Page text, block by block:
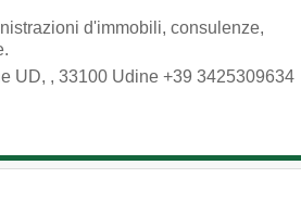
d'immobili, consulenze,
UD, , 33100 Udine +39 3425309634